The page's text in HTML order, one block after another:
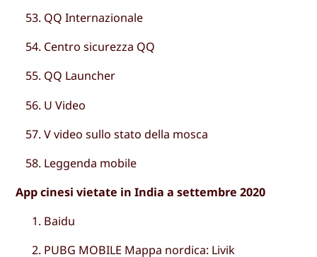
QQ Internazionale
Centro sicurezza QQ
QQ Launcher
U Video
V video sullo stato della mosca
Leggenda mobile
App cinesi vietate in India a settembre 2020
Baidu
PUBG MOBILE Mappa nordica: Livik